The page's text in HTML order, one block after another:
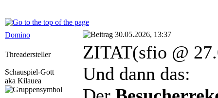
Domino 30.05.2026, 13:37
Threadersteller
Schauspiel-Gott
aka Kilauea
ZITAT(sfio @
Und dann das: